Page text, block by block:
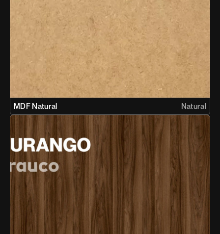
MDF Natural Natural